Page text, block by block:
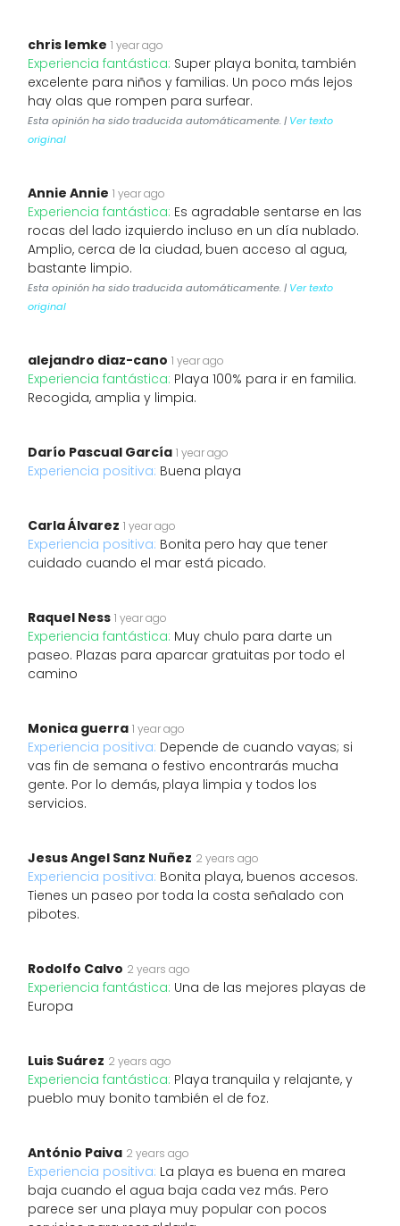
chris lemke 1 year ago
Experiencia fantástica: Super playa bonita, también
excelente para niños y familias. Un poco más lejos
hay olas que rompen para surfear.
Esta opinión ha sido traducida automáticamente. | Ver texto
original
Annie Annie 1 year ago
Experiencia fantástica: Es agradable sentarse en las
rocas del lado izquierdo incluso en un día nublado.
Amplio, cerca de la ciudad, buen acceso al agua,
bastante limpio.
Esta opinión ha sido traducida automáticamente. | Ver texto
original
alejandro diaz-cano 1 year ago
Experiencia fantástica: Playa 100% para ir en familia.
Recogida, amplia y limpia.
Darío Pascual García 1 year ago
Experiencia positiva: Buena playa
Carla Álvarez 1 year ago
Experiencia positiva: Bonita pero hay que tener
cuidado cuando el mar está picado.
Raquel Ness 1 year ago
Experiencia fantástica: Muy chulo para darte un
paseo. Plazas para aparcar gratuitas por todo el
camino
Monica guerra 1 year ago
Experiencia positiva: Depende de cuando vayas; si
vas fin de semana o festivo encontrarás mucha
gente. Por lo demás, playa limpia y todos los
servicios.
Jesus Angel Sanz Nuñez 2 years ago
Experiencia positiva: Bonita playa, buenos accesos.
Tienes un paseo por toda la costa señalado con
pibotes.
Rodolfo Calvo 2 years ago
Experiencia fantástica: Una de las mejores playas de
Europa
Luis Suárez 2 years ago
Experiencia fantástica: Playa tranquila y relajante, y
pueblo muy bonito también el de foz.
António Paiva 2 years ago
Experiencia positiva: La playa es buena en marea
baja cuando el agua baja cada vez más. Pero
parece ser una playa muy popular con pocos